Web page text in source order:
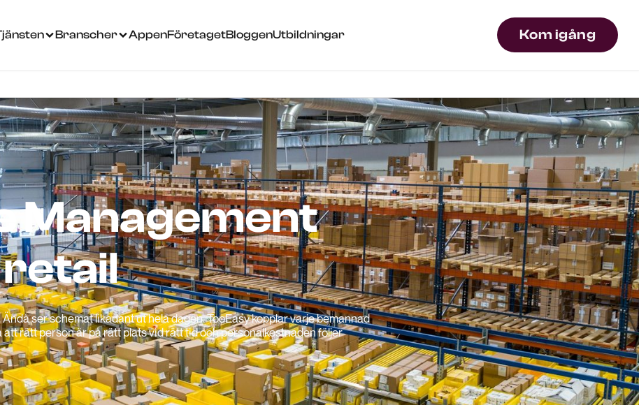
Branscher AppenFöretagetBloggenUtbildningar Kom igång
Management
ser schemat likadant ut hela dagen. TooEasy kopplar varje bemannad
rätt person är på rätt plats vid rätt tid och personalkostnaden följer